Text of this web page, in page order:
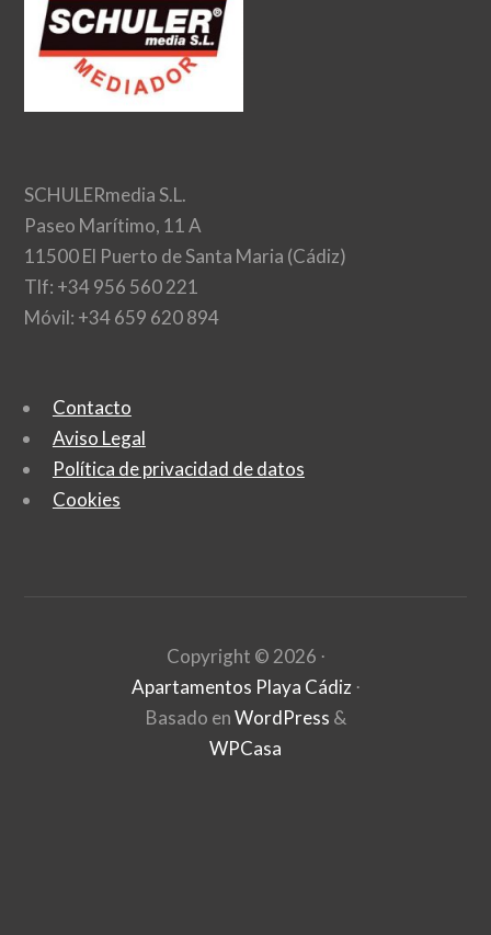
SCHULERmedia S.L.
Paseo Marítimo, 11 A
11500 El Puerto de Santa Maria (Cádiz)
Tlf: +34 956 560 221
Móvil: +34 659 620 894
Contacto
Aviso Legal
Política de privacidad de datos
Cookies
Copyright ©2026 ⋅
Apartamentos Playa Cádiz⋅
Basado enWordPress &
WPCasa